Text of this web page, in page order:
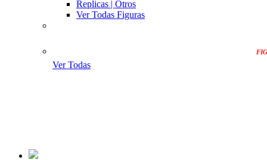
Replicas | Otros
Ver Todas Figuras
Ver Todas